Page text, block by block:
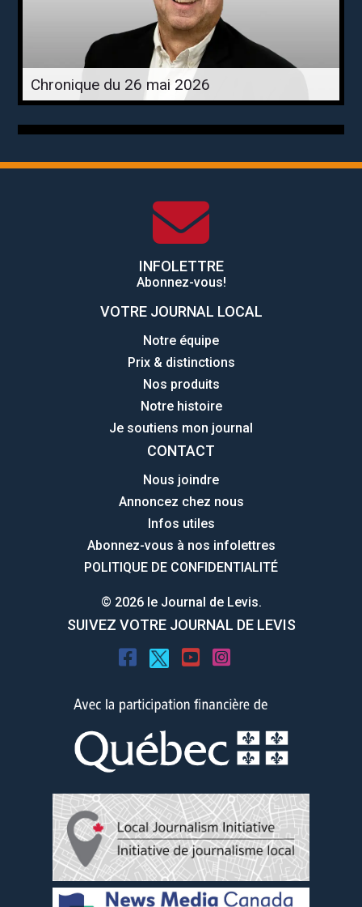
Chronique du 26 mai 2026
INFOLETTRE
Abonnez-vous!
VOTRE JOURNAL LOCAL
Notre équipe
Prix & distinctions
Nos produits
Notre histoire
Je soutiens mon journal
CONTACT
Nous joindre
Annoncez chez nous
Infos utiles
Abonnez-vous à nos infolettres
POLITIQUE DE CONFIDENTIALITÉ
© 2026 le Journal de Levis.
SUIVEZ VOTRE JOURNAL DE LEVIS